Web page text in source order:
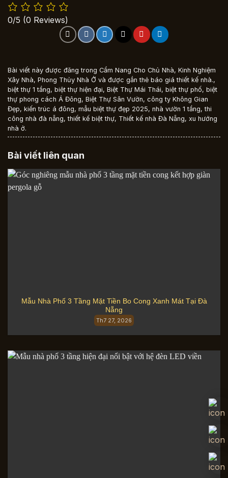
0/5 (0 Reviews)
Bài viết này được đăng trong Cẩm Nang Cho Chủ Nhà, Kinh Nghiệm
Xây Nhà, Phong Thủy Nhà Ở và được gắn thẻ báo giá thiết kế nhà.,
biệt thự 1 tầng, biệt thự hiện đại, Biệt Thự Mái Thái, biệt thự phố, biệt
thự phong cách Á Đông, Biệt Thự Sân Vườn, công ty Không Gian
Đẹp, kiến trúc á đông, mẫu biệt thự đẹp 2025, nhà vườn 1 tầng,thi
công nhà đà nẵng,thiết kế biệt thự, Thiết kế nhà Đà Nẵng, xu hướng
nhà ở.
Bài viết liên quan
Mẫu Nhà Phố 3 Tầng Mặt Tiền Bo Cong Xanh Mát Tại Đà
Nẵng
Th7 27, 2026